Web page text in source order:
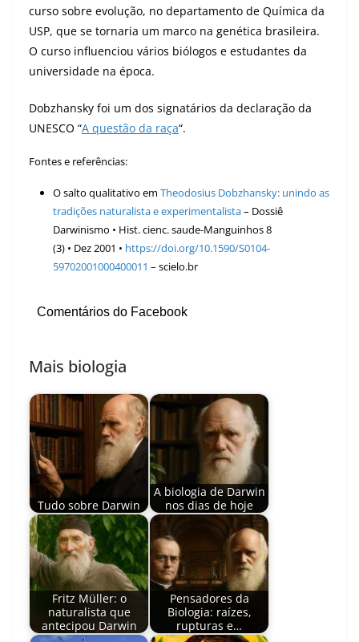
curso sobre evolução, no departamento de Química da
USP, que se tornaria um marco na genética brasileira.
O curso influenciou vários biólogos e estudantes da
universidade na época.
Dobzhansky foi um dos signatários da declaração da
UNESCO “A questão da raça“.
Fontes e referências:
O salto qualitativo em Theodosius Dobzhansky: unindo as
tradições naturalista e experimentalista– Dossiê
Darwinismo • Hist. cienc. saude-Manguinhos 8
(3) • Dez 2001 • https://doi.org/10.1590/S0104-
59702001000400011 – scielo.br
Comentários do Facebook
Mais biologia
Tudo sobre Darwin
A biologia de Darwin
nos dias de hoje
Fritz Müller: o
naturalista que
antecipou Darwin
Pensadores da
Biologia: raízes,
rupturas e…